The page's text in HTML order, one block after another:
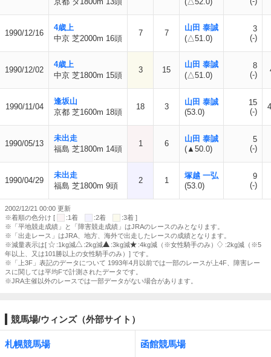
1990/12/16
4歳上
中京 芝2000m 16頭
7 7
山田 泰誠
(△51.0)
3
(-)
1990/12/02
4歳上
中京 芝1800m 15頭
3 15
山田 泰誠
(△51.0)
8
(-)
1990/11/04
逢坂山
京都 芝1600m 18頭
18 3
山田 泰誠
(53.0)
15
(-)
1990/05/13
未出走
福島 芝1800m 14頭
1 6
山田 泰誠
(▲50.0)
5
(-)
1990/04/29
未出走
福島 芝1800m 9頭
2 1
塚越 一弘
(53.0)
9
(-)
2002/12/21 00:00 更新
※着順の色分け [
:1着 :2着
:3着 ]
※「平地競走成績」と「障害競走成績」はJRAのレースのみとなります。
※「出走レース」はJRA、地方、海外で出走したレースの成績となります。
※減量表示は[
:1kg減 :2kg減 :3kg減 :4kg減（※女性騎手のみ）
:2kg減（※5
年以上、又は101勝以上の女性騎手のみ）] です。
※「上3F」表記のデータについて 1993年4月以前では一部のレースが上4F、障害レー
スに関しては平均Fで計測されたデータです。
※JRA主催以外のレースでは一部データがない場合があります。
競馬場/ウィンズ（外部サイト）
札幌競馬場 函館競馬場